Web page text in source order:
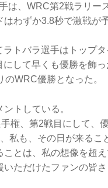
は、WRC第2戦ラリー
わずか3.8秒で激戦が
トバラ選手はトップ
して早くも優勝を飾
WRC優勝となった。
トしている。
権、第2戦目にして、
私も、その日が来る
とは、私の想像を超
ただけたファンの皆